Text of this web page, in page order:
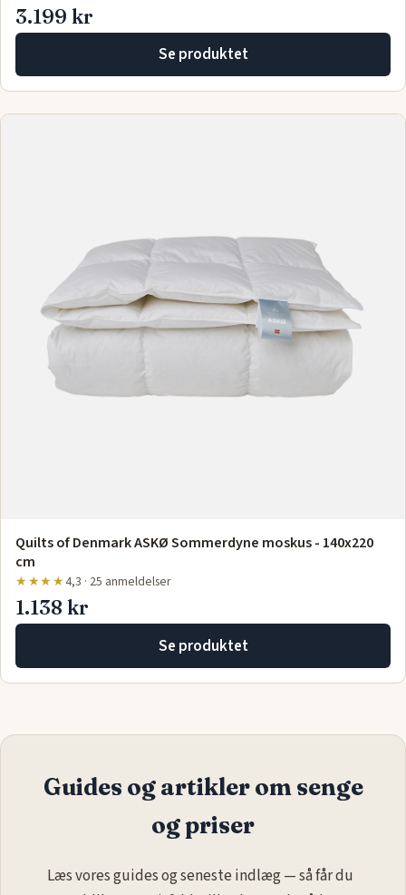
3.199 kr
Se produktet
Quilts of Denmark ASKØ Sommerdyne moskus - 140x220
cm
★★★★4,3 · 25 anmeldelser
1.138 kr
Se produktet
Guides og artikler om senge
og priser
Læs vores guides og seneste indlæg — så får du